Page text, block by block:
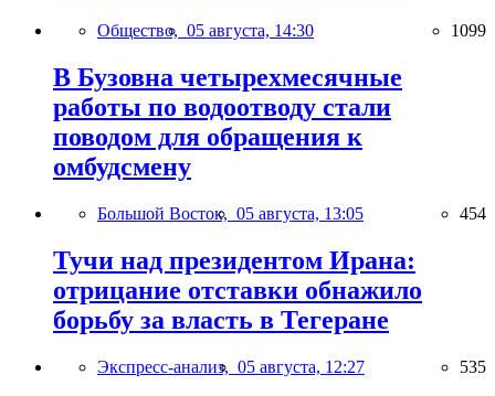
Общество, 05 августа, 14:30 1099
В Бузовна четырехмесячные
работы по водоотводу стали
поводом для обращения к
омбудсмену
Большой Восток, 05 августа, 13:05 454
Тучи над президентом Ирана:
отрицание отставки обнажило
борьбу за власть в Тегеране
Экспресс-анализ, 05 августа, 12:27 535